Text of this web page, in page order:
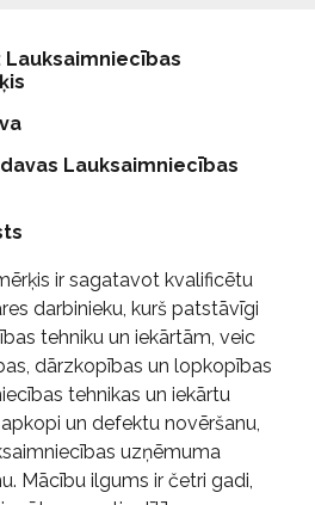
Lauksaimniecības
ir sagatavot kvalificētu
darbinieku, kurš patstāvīgi
tehniku un iekārtām, veic
dārzkopības un lopkopības
tehnikas un iekārtu
un defektu novēršanu,
uzņēmuma
Mācību ilgums ir četri gadi,